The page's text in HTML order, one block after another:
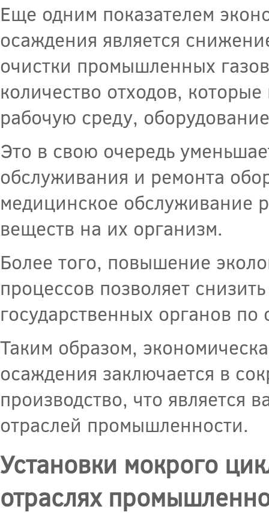
Еще одним показателем
осаждения является
очистки промышленных
количество отходов,
рабочую среду,
Это в свою очередь
обслуживания и ремонта
медицинское обслуживание
веществ на их организм.
Более того, повышение
процессов позволяет
государственных органов
Таким образом,
осаждения заключается в
производство, что является
отраслей промышленности.
Установки мокрого
отраслях